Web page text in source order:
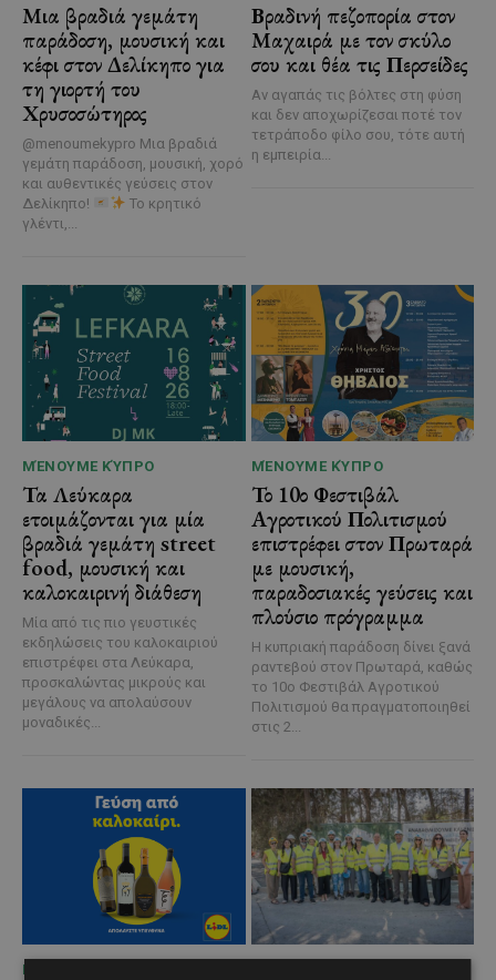
Μια βραδιά γεμάτη
παράδοση, μουσική και
κέφι στον Δελίκηπο για
τη γιορτή του
Χρυσοσώτηρος
@menoumekypro Μια βραδιά
γεμάτη παράδοση, μουσική, χορό
και αυθεντικές γεύσεις στον
Δελίκηπο!
Το κρητικό
γλέντι,...
Βραδινή πεζοπορία στον
Μαχαιρά με τον σκύλο
σου και θέα τις Περσείδες
Αν αγαπάς τις βόλτες στη φύση
και δεν αποχωρίζεσαι ποτέ τον
τετράποδο φίλο σου, τότε αυτή
η εμπειρία...
ΜΈΝΟΥΜΕ ΚΎΠΡΟ
Τα Λεύκαρα
ετοιμάζονται για μία
βραδιά γεμάτη street
food, μουσική και
καλοκαιρινή διάθεση
Μία από τις πιο γευστικές
εκδηλώσεις του καλοκαιριού
επιστρέφει στα Λεύκαρα,
προσκαλώντας μικρούς και
μεγάλους να απολαύσουν
μοναδικές...
ΜΈΝΟΥΜΕ ΚΎΠΡΟ
Το 10ο Φεστιβάλ
Αγροτικού Πολιτισμού
επιστρέφει στον Πρωταρά
με μουσική,
παραδοσιακές γεύσεις και
πλούσιο πρόγραμμα
Η κυπριακή παράδοση δίνει ξανά
ραντεβού στον Πρωταρά, καθώς
το 10ο Φεστιβάλ Αγροτικού
Πολιτισμού θα πραγματοποιηθεί
στις 2...
ΜΈΝΟΥΜΕ ΕΝΗΜΕΡΩΜΈΝΟΙ